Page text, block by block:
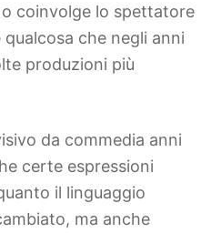
coinvolge lo spettatore
che negli anni
produzioni più
da commedia anni
certe espressioni
il linguaggio
ma anche